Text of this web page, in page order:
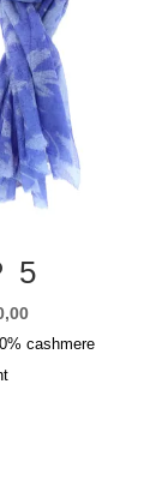
5
Aktueller
Preis
cashmere